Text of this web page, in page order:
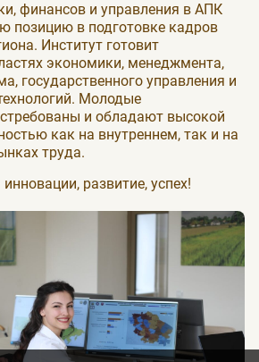
финансов и управления в АПК
позицию в подготовке кадров
Институт готовит
экономики, менеджмента,
государственного управления и
Молодые
и обладают высокой
как на внутреннем, так и на
труда.
развитие, успех!